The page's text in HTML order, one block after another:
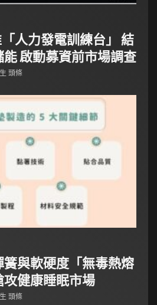
「人力發電訓練台」 結
啟動募資前市場調查
頭條
與軟硬度「無毒熱熔
健康睡眠市場
頭條